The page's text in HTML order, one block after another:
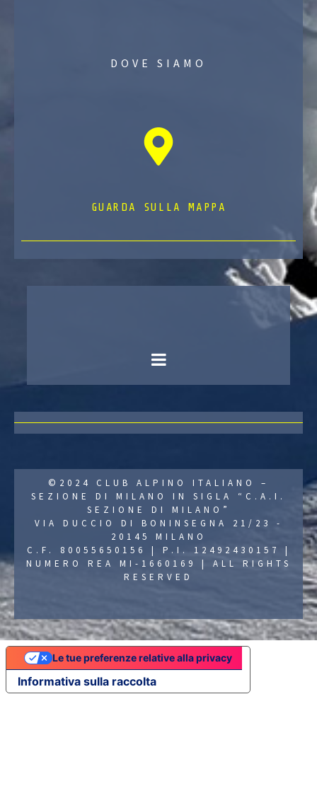
DOVE SIAMO
GUARDA SULLA MAPPA
©2024 CLUB ALPINO ITALIANO –
SEZIONE DI MILANO IN SIGLA “C.A.I.
SEZIONE DI MILANO”
VIA DUCCIO DI BONINSEGNA 21/23 -
20145 MILANO
C.F. 80055650156 | P.I. 12492430157 |
NUMERO REA MI-1660169 | ALL RIGHTS
RESERVED
Informativa sulla raccolta
Le tue preferenze relative alla privacy